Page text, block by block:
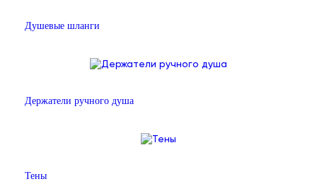
Душевые шланги
Держатели ручного душа
Тены